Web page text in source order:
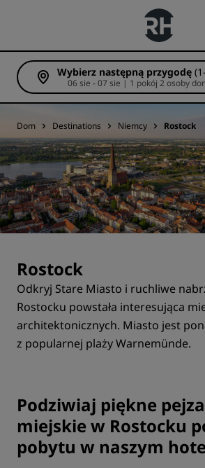
Wybierz następną przygodę
06 sie - 07 sie | 1 pokój 2
Dom Destinations Niemcy Rostock
Rostock
Odkryj Stare Miasto i ruchliwe
Rostocku powstała interesująca
architektonicznych. Miasto jest
z popularnej plaży Warnemünde.
Podziwiaj piękne
miejskie w Rostocku
pobytu w naszym